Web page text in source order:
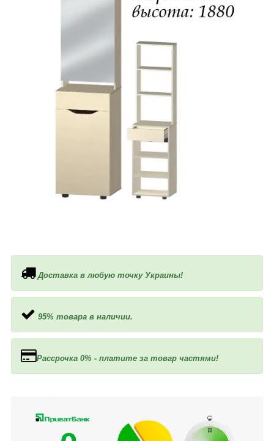
Доставка в любую точку Украины!
95% товара в наличии.
Рассрочка 0% - платите за товар частями!